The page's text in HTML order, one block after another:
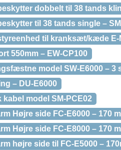
dobbelt til 38 tands
til 38 tands single –
til kranksæt/kæde E-
550mm – EW-CP100
model SW-E6000 – 3
– DU-E6000
model SM-PCE02
Højre side FC-E6000 – 170
Højre side FC-E8000 – 170
højre side til FC-E5000 –